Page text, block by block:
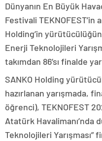
Dünyanın En Büyük
Festivali TEKNOFEST’in
Holding’in
Enerji Teknolojileri
takımdan 86’sı finalde
SANKO Holding
hazırlanan yarışmada,
öğrenci), TEKNOFEST
Atatürk Havalimanı’nda
Teknolojileri